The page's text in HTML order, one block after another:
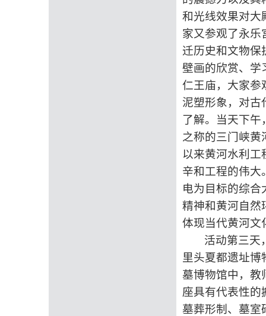
和光线效果对大
家又参观了永乐
迁历史和文物保
壁画的欣赏、学
仁王庙，大家参
泥塑形象，对古
了解。当天下午
之称的三门峡黄
以来黄河水利工
辛和工程的伟大
电为目标的综合
精神和黄河自然
体现当代黄河文
活动第三天
里头夏都遗址博
墓博物馆中，教
座具有代表性的
墓葬形制、墓室